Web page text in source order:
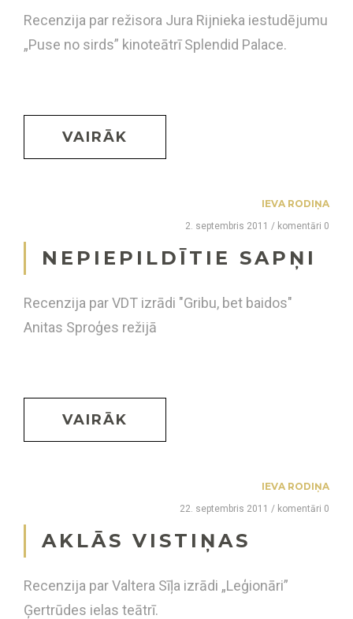
Recenzija par režisora Jura Rijnieka iestudējumu
„Puse no sirds” kinoteātrī Splendid Palace.
VAIRĀK
IEVA RODIŅA
2. septembris 2011 / komentāri 0
NEPIEPILDĪTIE SAPŅI
Recenzija par VDT izrādi "Gribu, bet baidos"
Anitas Sproģes režijā
VAIRĀK
IEVA RODIŅA
22. septembris 2011 / komentāri 0
AKLĀS VISTIŅAS
Recenzija par Valtera Sīļa izrādi „Leģionāri”
Ģertrūdes ielas teātrī.